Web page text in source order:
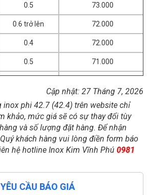
0.5 73.000
0.6 trở lên 72.000
0.4 72.000
0.5 71.000
0.5 69.000
0.6 trở lên 68.000
0,5 72.300
Cập nhật: 27 Tháng 7, 2026
inox phi 42.7 (42.4) trên website chỉ
khảo, mức giá sẽ có sự thay đổi tùy
và số lượng đặt hàng. Để nhận
khách hàng vui lòng điền form báo
hệ hotline Inox Kim Vĩnh Phú 0981